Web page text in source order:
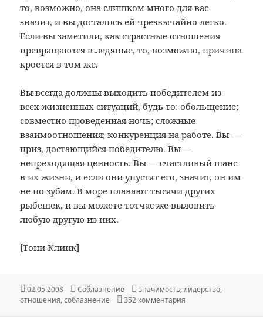
то, возможно, она слишком много для вас
значит, и вы достались ей чрезвычайно легко.
Если вы заметили, как страстные отношения
превращаются в ледяные, то, возможно, причина
кроется в том же.
Вы всегда должны выходить победителем из
всех жизненных ситуаций, будь то: обольщение;
совместно проведенная ночь; сложные
взаимоотношения; конкуренция на работе. Вы —
приз, достающийся победителю. Вы —
непреходящая ценность. Вы — счастливый шанс
в их жизни, и если они упустят его, значит, он им
не по зубам. В море плавают тысячи других
рыбешек, и вы можете тотчас же выловить
любую другую из них.
[Тони Клинк]
Опубликовано
02.05.2008 Рубрики
Соблазнение Метки
значимость,лидерство,
отношения,соблазнение 352 комментария